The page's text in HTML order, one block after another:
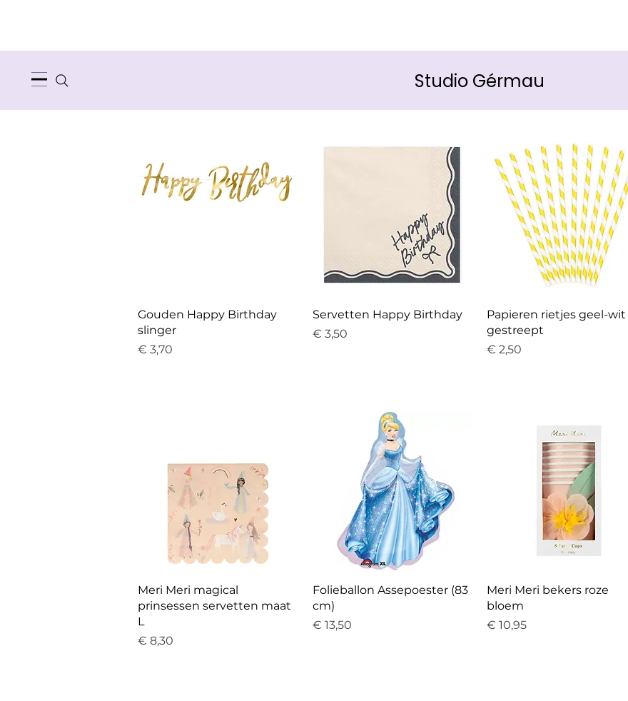
Studio Gérmau
Snel overzicht
Gouden Happy Birthday
slinger
Prijs
€ 3,70
Snel overzicht
Servetten Happy Birthday
Prijs
€ 3,50
Snel overzicht
Papieren rietjes geel-wit
gestreept
Prijs
€ 2,50
Snel overzicht
Meri Meri magical
prinsessen servetten maat
L
Prijs
€ 8,30
Snel overzicht
Folieballon Assepoester (83
cm)
Prijs
€ 13,50
Snel overzicht
Meri Meri bekers roze
bloem
Prijs
€ 10,95